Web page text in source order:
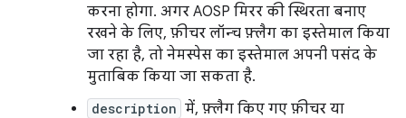
करना होगा. अगर AOSP मिरर की स्थिरता बनाए
रखने के लिए, फ़ीचर लॉन्च फ़्लैग का इस्तेमाल किया
जा रहा है, तो नेमस्पेस का इस्तेमाल अपनी पसंद के
मुताबिक किया जा सकता है.
description में, फ़्लैग किए गए फ़ीचर या